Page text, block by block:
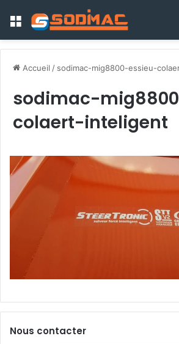
Menu
Accueil / sodimac-mig8800-essieu-
sodimac-
colaert-inteligent
Nous contacter